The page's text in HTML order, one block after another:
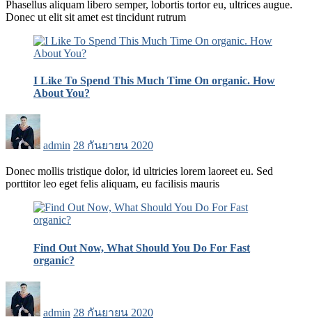
Phasellus aliquam libero semper, lobortis tortor eu, ultrices augue.
Donec ut elit sit amet est tincidunt rutrum
I Like To Spend This Much Time On organic. How
About You?
admin 28 กันยายน 2020
Donec mollis tristique dolor, id ultricies lorem laoreet eu. Sed
porttitor leo eget felis aliquam, eu facilisis mauris
Find Out Now, What Should You Do For Fast
organic?
admin 28 กันยายน 2020